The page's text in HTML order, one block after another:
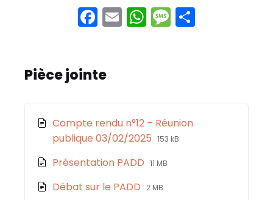
F
a
e
o
o
k
E
m
W
h
p
p
M
e
g
e
Pièce jointe
Compte rendu n°12 – Réunion
publique 03/02/2025 File
pdf
File
153 kB
Présentation PADD File
pdf
File
11 MB
Débat sur le PADD File
File
2 MB